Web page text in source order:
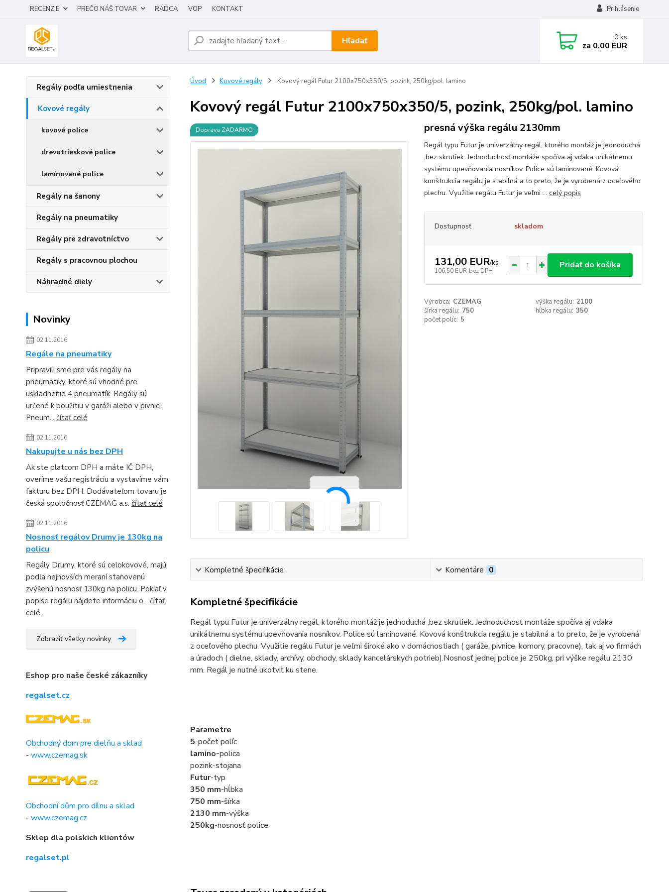
RECENZIE PREČO NÁŠ TOVAR RÁDCA VOP KONTAKT Prihlásenie
Hľadať 0 ks
za 0,00 EUR
Regály podľa umiestnenia
Kovové regály
kovové police
drevotrieskové police
lamínované police
Regály na šanony
Regály na pneumatiky
Regály pre zdravotníctvo
Regály s pracovnou plochou
Náhradné diely
Novinky
02.11.2016
Regále na pneumatiky
Pripravili sme pre vás regály na
pneumatiky, ktoré sú vhodné pre
uskladnenie 4 pneumatík. Regály sú
určené k použitiu v garáži alebo v pivnici.
Pneum... čítať celé
02.11.2016
Nakupujte u nás bez DPH
Ak ste platcom DPH a máte IČ DPH,
overíme vašu registráciu a vystavíme vám
fakturu bez DPH. Dodávateľom tovaru je
česká spoločnosť CZEMAG a.s. čítať celé
02.11.2016
Nosnosť regálov Drumy je 130kg na
policu
Regály Drumy, ktoré sú celokovové, majú
podľa nejnovších meraní stanovenú
zvýšenú nosnosť 130kg na policu. Pokiaľ v
popise regálu nájdete informáciu o... čítať
celé
Zobraziť všetky novinky
Eshop pro naše české zákazníky
regalset.cz
Obchodný dom pre dielňu a sklad
- www.czemag.sk
Obchodní dům pro dílnu a sklad
- www.czemag.cz
Sklep dla polskich klientów
regalset.pl
Úvod Kovové regály Kovový regál Futur 2100x750x350/5, pozink, 250kg/pol. lamino
Kovový regál Futur 2100x750x350/5, pozink, 250kg/pol. lamino
Doprava ZADARMO presná výška regálu 2130mm
Regál typu Futur je univerzálny regál, ktorého montáž je jednoduchá
,bez skrutiek. Jednoduchosť montáže spočíva aj vďaka unikátnemu
systému upevňovania nosníkov. Police sú laminované. Kovová
konštrukcia regálu je stabilná a to preto, že je vyrobená z oceľového
plechu. Využitie regálu Futur je veľmi ... celý popis
Dostupnosť skladom
131,00 EUR/ks
106,50 EUR bez DPH
Pridať do košíka
Výrobca: CZEMAG výška regálu: 2100
šírka regálu: 750 hĺbka regálu: 350
počet políc: 5
Kompletné špecifikácie Komentáre 0
Kompletné špecifikácie
Regál typu Futur je univerzálny regál, ktorého montáž je jednoduchá ,bez skrutiek. Jednoduchosť montáže spočíva aj vďaka
unikátnemu systému upevňovania nosníkov. Police sú laminované. Kovová konštrukcia regálu je stabilná a to preto, že je vyrobená
z oceľového plechu. Využitie regálu Futur je veľmi široké ako v domácnostiach ( garáže, pivnice, komory, pracovne), tak aj vo firmách
a úradoch ( dielne, sklady, archívy, obchody, sklady kancelárskych potrieb).Nosnosť jednej police je 250kg, pri výške regálu 2130
mm. Regál je nutné ukotviť ku stene.
Parametre
5-počet políc
lamino-polica
pozink-stojana
Futur-typ
350 mm-hĺbka
750 mm-šírka
2130 mm-výška
250kg-nosnosť police